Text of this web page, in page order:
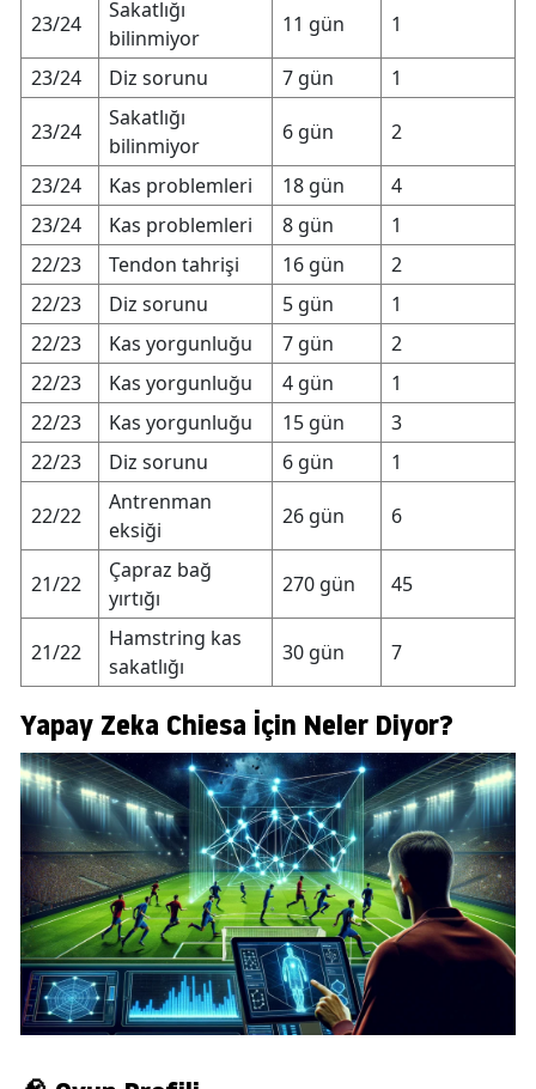
23/24
Sakatlığı
bilinmiyor
11 gün 1
23/24 Diz sorunu 7 gün 1
23/24
Sakatlığı
bilinmiyor
6 gün 2
23/24 Kas problemleri 18 gün
4
23/24
Kas problemleri 8 gün
1
22/23
Tendon tahrişi 16 gün
2
22/23
Diz sorunu 5 gün
1
22/23
Kas yorgunluğu 7 gün
2
22/23
Kas yorgunluğu 4 gün
1
22/23
Kas yorgunluğu 15 gün
3
22/23
Diz sorunu 6 gün 1
22/22
Antrenman
eksiği
26 gün 6
21/22
Çapraz bağ
yırtığı
270 gün 45
21/22
Hamstring kas
sakatlığı
30 gün 7
Yapay Zeka Chiesa İçin Neler Diyor?